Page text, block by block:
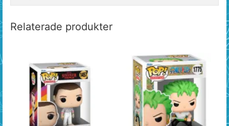
Relaterade produkter